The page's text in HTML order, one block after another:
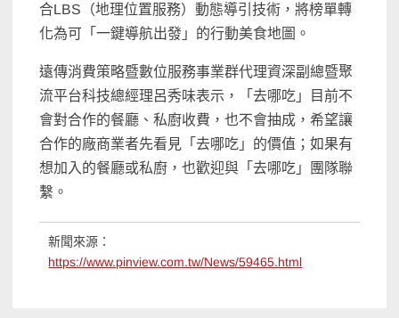
合LBS（地理位置服務）動態導引技術，將榜單轉
化為可「一鍵導航出發」的行動美食地圖。
遠傳消費策略暨數位服務事業群代理資深副總暨聚
流平台科技總經理呂秀味表示，「去哪吃」目前不
會對合作的餐廳、私廚收費，也不會抽成，希望讓
合作的廠商業者先看見「去哪吃」的價值；如果有
想加入的餐廳或私廚，也歡迎與「去哪吃」團隊聯
繫。
新聞來源：
https://www.pinview.com.tw/News/59465.html